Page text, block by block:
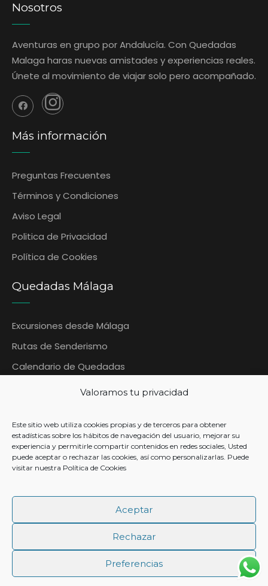
Valoramos tu privacidad
Este sitio web utiliza cookies propias y de terceros para obtener
estadísticas sobre los hábitos de navegación del usuario, mejorar su
experiencia y permitirle compartir contenidos en redes sociales, Usted
puede aceptar o rechazar las cookies, así como personalizarlas. Puede
visitar nuestra Política de Cookies
Aceptar
Rechazar
Preferencias
Nosotros
Aventuras en grupo por Andalucía. Con Quedadas
Malaga haras nuevas amistades y experiencias reales.
Únete al movimiento de viajar solo pero acompañado.
Más información
Preguntas Frecuentes
‎Términos y Condiciones
Aviso Legal
Politica de Privacidad
Política de Cookies
Quedadas Málaga
Excursiones desde Málaga
Rutas de Senderismo
Calendario de Quedadas
Blog Quedadas Malaga
Contacto
+ 34 633 954 567
info@quedadasmalaga.es
© Copyright 2026 Quedadas Málaga - CIAN 297402-2